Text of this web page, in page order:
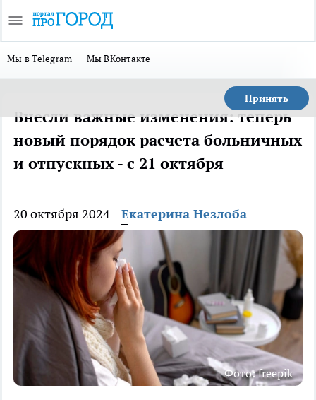
Мы в Telegram Мы ВКонтакте
Принять
Внесли важные изменения: теперь
новый порядок расчета больничных
и отпускных - с 21 октября
20 октября 2024 Екатерина Незлоба
Фото: freepik